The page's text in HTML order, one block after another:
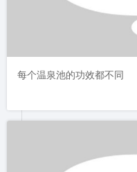
每个温泉池的功效都不同